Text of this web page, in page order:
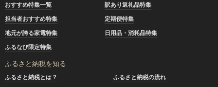
おすすめ特集一覧
訳あり返礼品特集
担当者おすすめ特集
定期便特集
地元が誇る家電特集
日用品・消耗品特集
ふるなび限定特集
ふるさと納税を知る
ふるさと納税とは？
ふるさと納税の流れ